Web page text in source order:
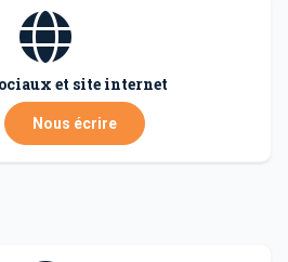
et site internet
Nous écrire